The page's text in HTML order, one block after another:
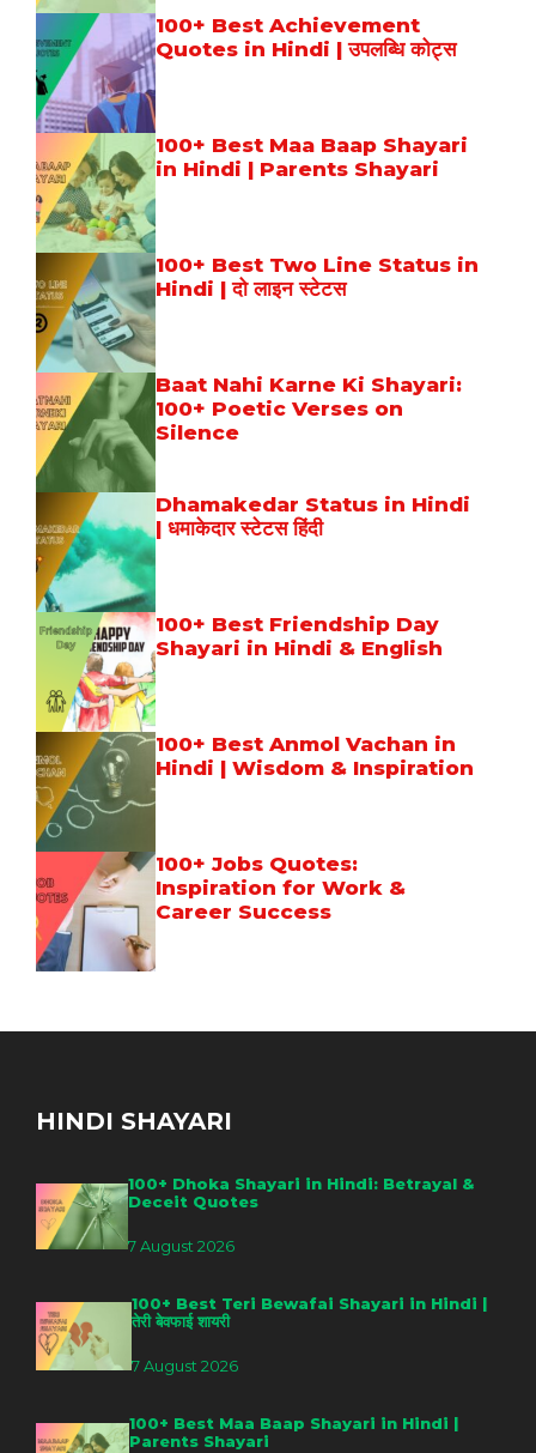
100+ Best Achievement
Quotes in Hindi | उपलब्धि कोट्स
100+ Best Maa Baap Shayari
in Hindi | Parents Shayari
100+ Best Two Line Status in
Hindi | दो लाइन स्टेटस
Baat Nahi Karne Ki Shayari:
100+ Poetic Verses on
Silence
Dhamakedar Status in Hindi
| धमाकेदार स्टेटस हिंदी
100+ Best Friendship Day
Shayari in Hindi & English
100+ Best Anmol Vachan in
Hindi | Wisdom & Inspiration
100+ Jobs Quotes:
Inspiration for Work &
Career Success
HINDI SHAYARI
100+ Dhoka Shayari in Hindi: Betrayal &
Deceit Quotes
7 August 2026
100+ Best Teri Bewafai Shayari in Hindi |
तेरी बेवफाई शायरी
7 August 2026
100+ Best Maa Baap Shayari in Hindi |
Parents Shayari